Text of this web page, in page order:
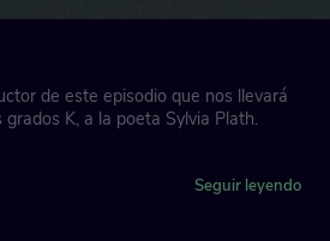
de este episodio que nos llevará
K, a la poeta Sylvia Plath.
Sáenz de Cabezón, Héctor Urién y
Seguir leyendo